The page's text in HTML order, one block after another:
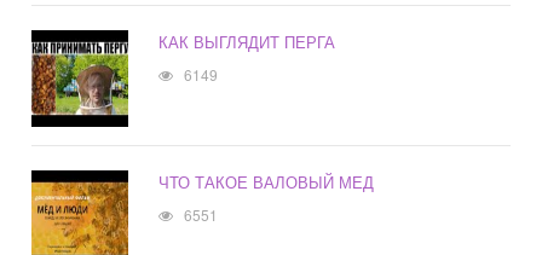
КАК ВЫГЛЯДИТ ПЕРГА
6149
ЧТО ТАКОЕ ВАЛОВЫЙ МЕД
6551